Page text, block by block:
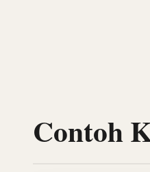
Contoh